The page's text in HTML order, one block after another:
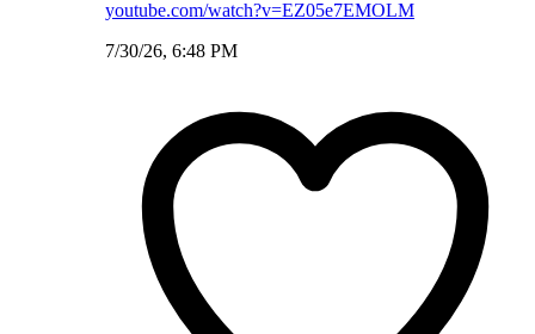
youtube.com/watch?v=EZ05e7EMOLM
7/30/26, 6:48 PM